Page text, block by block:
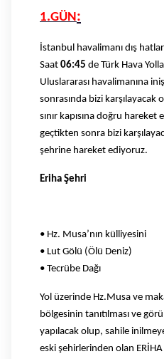
1.GÜN :
İstanbul havalimanı dış
Saat 06:45 de Türk Hava
Uluslararası havalimanına
sonrasında bizi karşılayacak
sınır kapısına doğru hareket
geçtikten sonra bizi
şehrine hareket ediyoruz.
Eriha Şehri
• Hz. Musa’nın külliyesini
• Lut Gölü (Ölü Deniz)
• Tecrübe Dağı
Yol üzerinde Hz.Musa ve
bölgesinin tanıtılması ve
yapılacak olup, sahile
eski şehirlerinden olan